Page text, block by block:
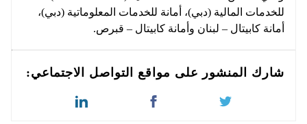
للخدمات المالية (دبي)، أمانة للخدمات المعلوماتية (دبي)،
أمانة كابيتال – لبنان وأمانة كابيتال – قبرص.
شارك المنشور على مواقع التواصل الاجتماعي: